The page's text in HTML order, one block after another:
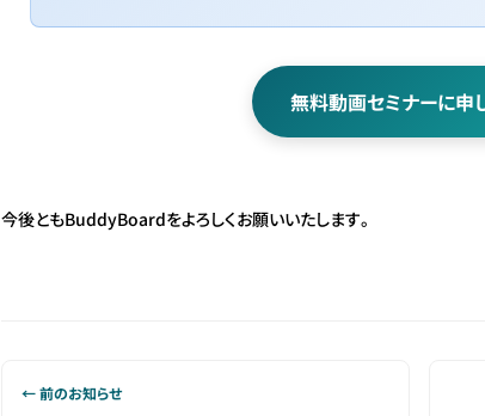
無料動画セミナーに申
今後ともBuddyBoardをよろしくお願いいたします。
← 前のお知らせ